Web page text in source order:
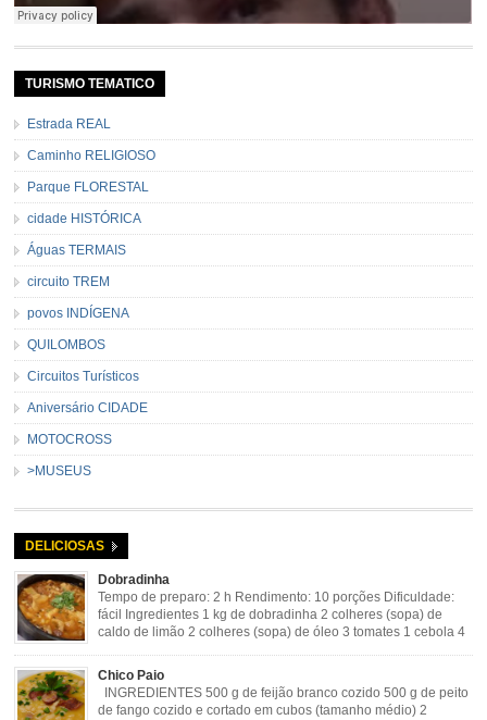
TURISMO TEMATICO
Estrada REAL
Caminho RELIGIOSO
Parque FLORESTAL
cidade HISTÓRICA
Águas TERMAIS
circuito TREM
povos INDÍGENA
QUILOMBOS
Circuitos Turísticos
Aniversário CIDADE
MOTOCROSS
>MUSEUS
DELICIOSAS
Dobradinha
Tempo de preparo: 2 h Rendimento: 10 porções Dificuldade:
fácil Ingredientes 1 kg de dobradinha 2 colheres (sopa) de
caldo de limão 2 colheres (sopa) de óleo 3 tomates 1 cebola 4
gosto Modo de Preparo: Lavar muito bem a dobradinha com limão. Deixar de
molho […]
Chico Paio
INGREDIENTES 500 g de feijão branco cozido 500 g de peito
de fango cozido e cortado em cubos (tamanho médio) 2